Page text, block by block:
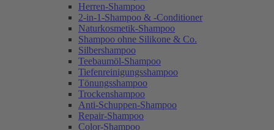
Herren-Shampoo
2-in-1-Shampoo & -Conditioner
Naturkosmetik-Shampoo
Shampoo ohne Silikone & Co.
Silbershampoo
Teebaumöl-Shampoo
Tiefenreinigungsshampoo
Tönungsshampoo
Trockenshampoo
Anti-Schuppen-Shampoo
Repair-Shampoo
Color-Shampoo